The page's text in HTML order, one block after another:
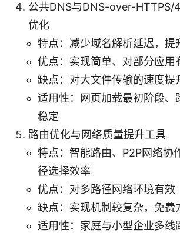
公共DNS与DNS-over-HTTPS/
优化
特点：减少域名解析延迟，提
优点：实现简单、对部分应用
缺点：对大文件传输的速度提
适用性：网页加载最初阶段、
稳定
路由优化与网络质量提升工具
特点：智能路由、P2P网络协
径选择效率
优点：对多路径网络环境有效
缺点：实现机制较复杂，免费
适用性：家庭与小型企业多线